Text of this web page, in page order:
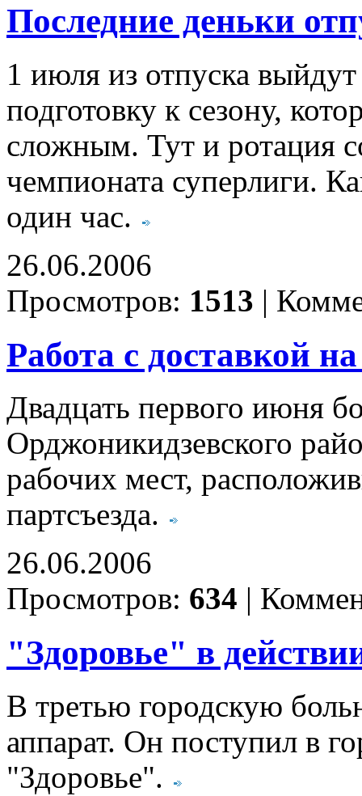
Последние деньки
1 июля из отпуска
подготовку к сезону,
сложным. Тут и ротация
чемпионата суперлиги.
один час.
26.06.2006
Просмотров: 1513 |
Работа с доставкой
Двадцать первого июня
Орджоникидзевского
рабочих мест,
партсъезда.
26.06.2006
Просмотров: 634 |
"Здоровье" в
В третью городскую
аппарат. Он поступил в
"Здоровье".